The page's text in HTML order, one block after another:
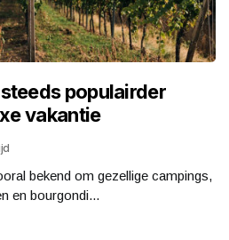
populairder
vakantie
bekend om gezellige campings,
en bourgondi...